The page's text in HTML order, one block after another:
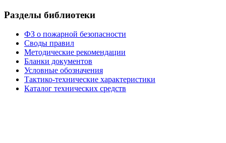
Разделы библиотеки
ФЗ о пожарной безопасности
Своды правил
Методические рекомендации
Бланки документов
Условные обозначения
Тактико-технические характеристики
Каталог технических средств